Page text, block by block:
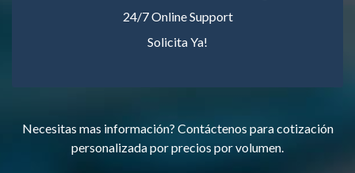
24/7 Online Support
Solicita Ya!
Necesitas mas información? Contáctenos para cotización
personalizada por precios por volumen.